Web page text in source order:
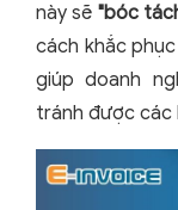
này sẽ "bóc
cách khắc
giúp doanh
tránh được các